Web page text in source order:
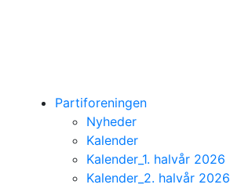
Partiforeningen
Nyheder
Kalender
Kalender_1. halvår 2026
Kalender_2. halvår 2026